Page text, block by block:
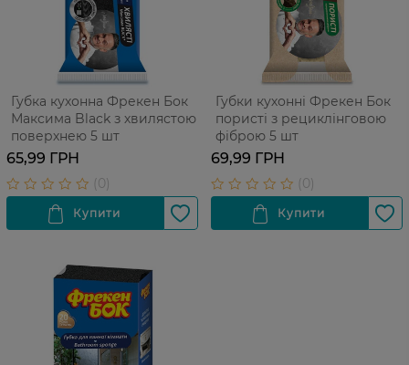
Губка кухонна Фрекен Бок
Максима Black з хвилястою
поверхнею 5 шт
65,99 ГРН
Губки кухонні Фрекен Бок
пористі з рециклінговою
фіброю 5 шт
69,99 ГРН